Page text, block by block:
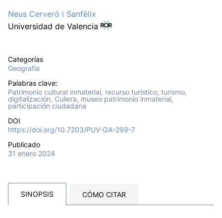
Neus Cerveró i Sanfèlix
Universidad de Valencia
Categorías
Geografía
Palabras clave:
Patrimonio cultural inmaterial, recurso turístico, turismo,
digitalización, Cullera, museo patrimonio inmaterial,
participación ciudadana
DOI
https://doi.org/10.7203/PUV-OA-299-7
Publicado
31 enero 2024
SINOPSIS CÓMO CITAR